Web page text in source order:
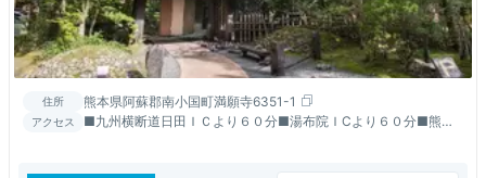
住所 熊本県阿蘇郡南小国町満願寺6351-1
アクセス
■九州横断道日田ＩＣより６０分■湯布院ＩCより６０分■熊本